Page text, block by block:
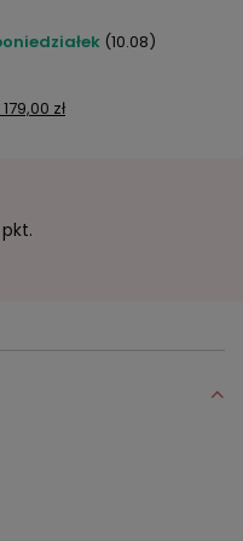
(10.08)
179,00 zł